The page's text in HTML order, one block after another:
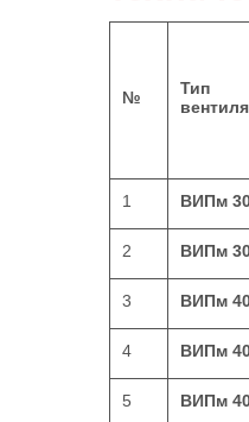
№
Тип
1 ВИПм
2 ВИПм
3 ВИПм
4 ВИПм
5 ВИПм